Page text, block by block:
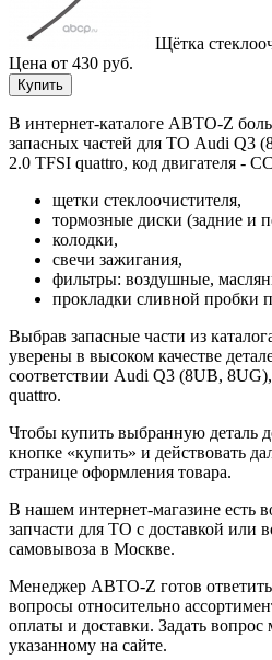
Щётка
Цена от 430 руб.
Купить
В интернет-каталоге АВТО-Z
запасных частей для ТО Audi Q3
2.0 TFSI quattro, код двигателя -
щетки стеклоочистителя,
тормозные диски (задние и
колодки,
свечи зажигания,
фильтры: воздушные,
прокладки сливной пробки
Выбрав запасные части из
уверены в высоком качестве
соответствии Audi Q3 (8UB,
quattro.
Чтобы купить выбранную деталь
кнопке «купить» и действовать
странице оформления товара.
В нашем интернет-магазине есть
запчасти для ТО с доставкой или
самовывоза в Москве.
Менеджер АВТО-Z готов
вопросы относительно
оплаты и доставки. Задать
указанному на сайте.